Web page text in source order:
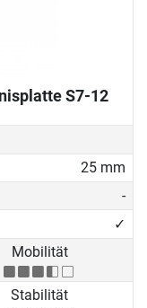
S7-12
25 mm
-
✓
Mobilität
Stabilität